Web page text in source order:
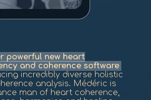
powerful new heart
and coherence software
incredibly diverse holistic
analysis. Médéric is
man of heart coherence,